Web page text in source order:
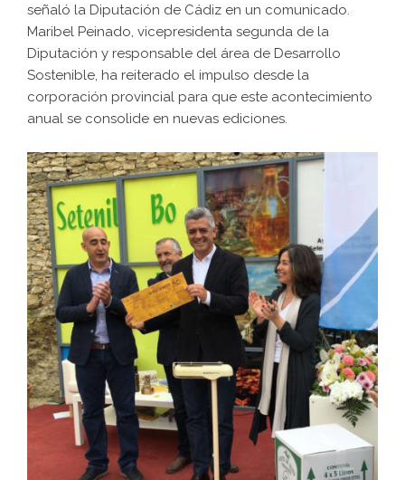
señaló la Diputación de Cádiz en un comunicado.
Maribel Peinado, vicepresidenta segunda de la
Diputación y responsable del área de Desarrollo
Sostenible, ha reiterado el impulso desde la
corporación provincial para que este acontecimiento
anual se consolide en nuevas ediciones.